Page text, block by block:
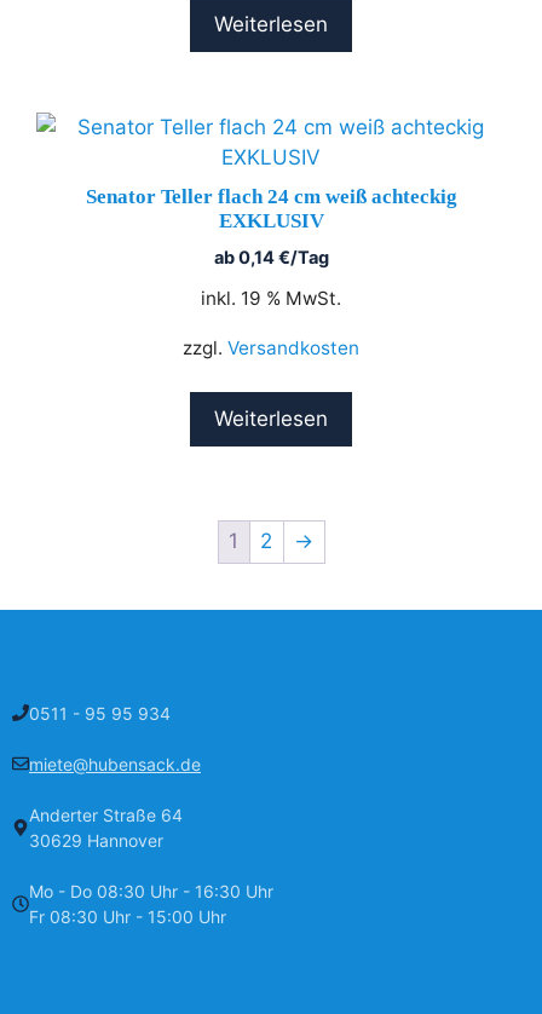
Weiterlesen
Senator Teller flach 24 cm weiß achteckig
EXKLUSIV
ab0,14€/Tag
inkl. 19 % MwSt.
zzgl. Versandkosten
Weiterlesen
1 2 →
0511 - 95 95 934
miete@hubensack.de
Anderter Straße 64
30629 Hannover
Mo - Do 08:30 Uhr - 16:30 Uhr
Fr 08:30 Uhr - 15:00 Uhr